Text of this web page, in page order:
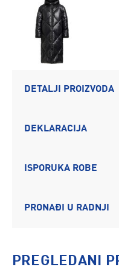
DETALJI PROIZVODA
DEKLARACIJA
ISPORUKA ROBE
PRONAĐI U RADNJI
PREGLEDANI